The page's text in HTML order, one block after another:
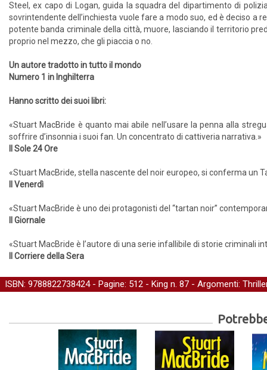
Steel, ex capo di Logan, guida la squadra del dipartimento di
sovrintendente dell’inchiesta vuole fare a modo suo, ed è deciso a
potente banda criminale della città, muore, lasciando il territorio
proprio nel mezzo, che gli piaccia o no.
Un autore tradotto in tutto il mondo
Numero 1 in Inghilterra
Hanno scritto dei suoi libri:
«Stuart MacBride è quanto mai abile nell’usare la penna alla
soffrire d’insonnia i suoi fan. Un concentrato di cattiveria narrativa.»
Il Sole 24 Ore
«Stuart MacBride, stella nascente del noir europeo, si conferma un
Il Venerdì
«Stuart MacBride è uno dei protagonisti del “tartan noir”
Il Giornale
«Stuart MacBride è l’autore di una serie infallibile di storie criminali
Il Corriere della Sera
ISBN: 9788822738424 - Pagine: 512 - King n. 87 - Argomenti: